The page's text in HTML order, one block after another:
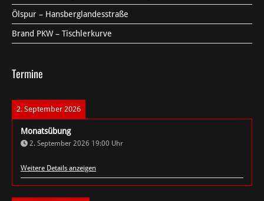
Ölspur – Hansberglandesstraße
Brand PKW – Tischlerkurve
Termine
2. September 2026
Monatsübung
2. September 2026 19:00 Uhr
Weitere Details anzeigen